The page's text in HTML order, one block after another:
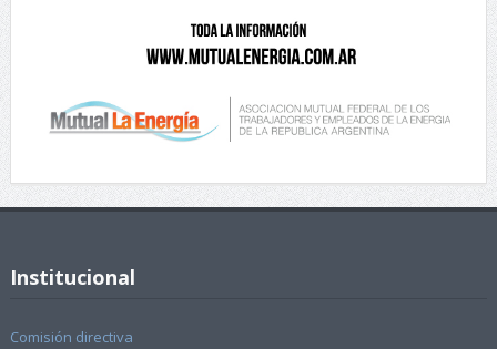
Institucional
Comisión directiva